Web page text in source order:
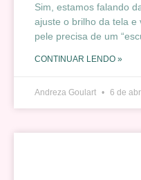
Sim, estamos falando
ajuste o brilho da tela
pele precisa de um
CONTINUAR LENDO »
Andreza Goulart 6 de